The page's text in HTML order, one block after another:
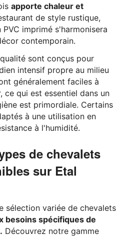
apporte chaleur et
de style rustique,
imprimé s'harmonisera
contemporain.
sont conçus pour
intensif propre au milieu
généralement faciles à
ce qui est essentiel dans un
est primordiale. Certains
à une utilisation en
à l'humidité.
de chevalets
sur Etal
sélection variée de chevalets
besoins spécifiques de
Découvrez notre gamme